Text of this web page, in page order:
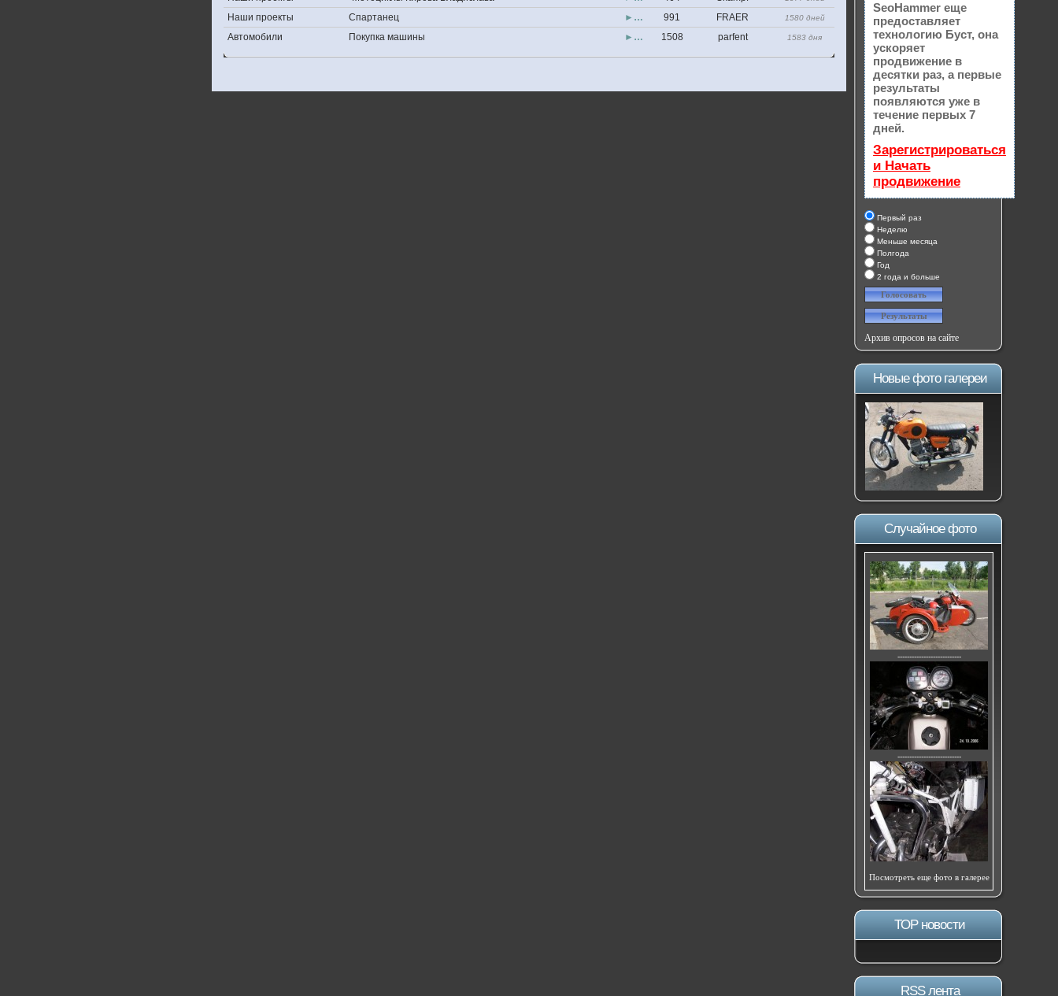
Наши проекты Спартанец ►… 991 FRAER 1580 дней
Автомобили Покупка машины ►… 1508 parfent 1583 дня
SeoHammer еще
предоставляет
технологию Буст, она
ускоряет
продвижение в
десятки раз, а первые
результаты
появляются уже в
течение первых 7
дней.
Зарегистрироваться
и Начать
продвижение
Первый раз
Неделю
Меньше месяца
Полгода
Год
2 года и больше
Архив опросов на сайте
Новые фото галереи
Случайное фото
---------------------------
---------------------------
Посмотреть еще фото в галерее
ТОР новости
RSS лента